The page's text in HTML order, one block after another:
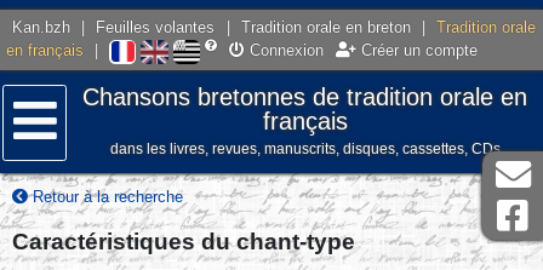
Kan.bzh Feuilles volantes Tradition orale en breton
Tradition orale
en français
Connexion Créer un compte
Menu
Chansons bretonnes de tradition orale en
français
dans les livres, revues, manuscrits, disques, cassettes, CDs
Retour à la recherche
Caractéristiques du chant-type